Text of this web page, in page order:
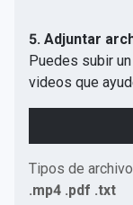
5. Adjuntar
Puedes subir
videos que
Tipos de
.mp4 .pdf .txt